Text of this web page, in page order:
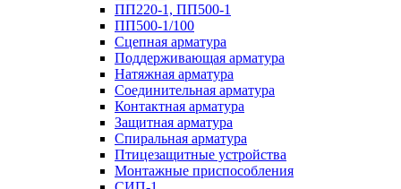
ПП220-1, ПП500-1
ПП500-1/100
Сцепная арматура
Поддерживающая арматура
Натяжная арматура
Соединительная арматура
Контактная арматура
Защитная арматура
Спиральная арматура
Птицезащитные устройства
Монтажные приспособления